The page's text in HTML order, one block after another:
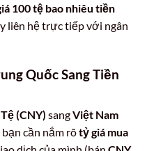
100 tệ bao nhiêu tiền
liên hệ trực tiếp với ngân
Quốc Sang Tiền
(CNY) sangViệt Nam
bạn cần nắm rõtỷ giá mua